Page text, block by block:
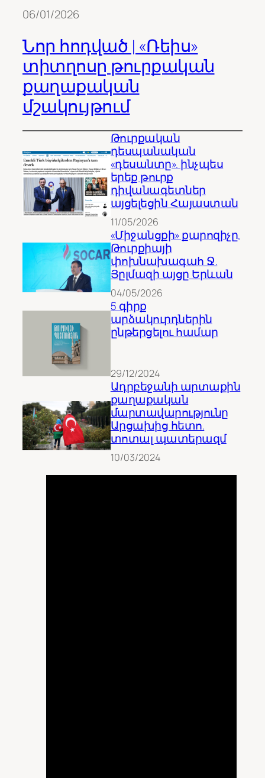
06/01/2026
Նոր հոդված | «Ռեիս»
տիտղոսը թուրքական
քաղաքական
մշակույթում
Թուրքական
դեսպանական
«դեսանտը». ինչպես
երեք թուրք
դիվանագետներ
այցելեցին Հայաստան
11/05/2026
«Միջանցքի» քարոզիչը.
Թուրքիայի
փոխնախագահ Ջ.
Յըլմազի այցը Երևան
04/05/2026
5 գիրք
արձակուրդներին
ընթերցելու համար
29/12/2024
Ադրբեջանի արտաքին
քաղաքական
մարտավարությունը
Արցախից հետո.
տոտալ պատերազմ
10/03/2024